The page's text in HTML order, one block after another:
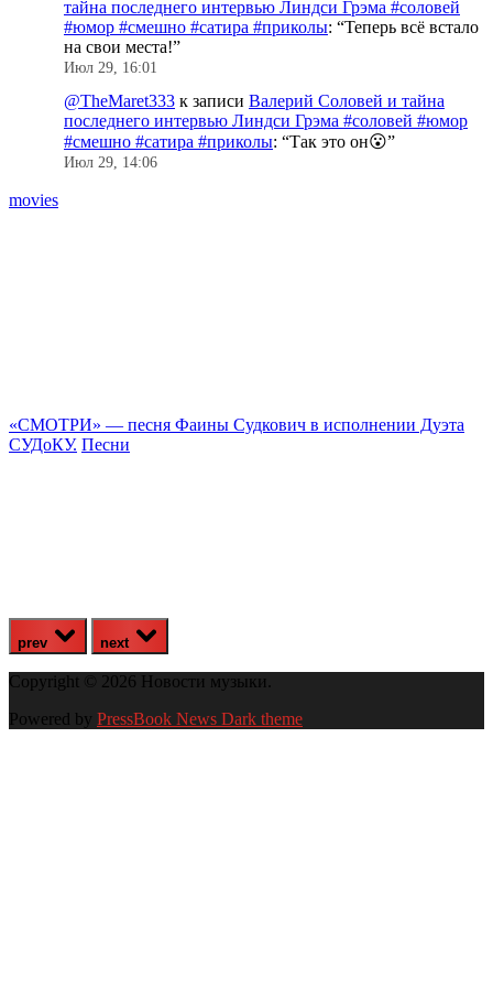
тайна последнего интервью Линдси Грэма #соловей
#юмор #смешно #сатира #приколы: “Теперь всё встало
на свои места!”
Июл 29, 16:01
@TheMaret333 к записи Валерий Соловей и тайна
последнего интервью Линдси Грэма #соловей #юмор
#смешно #сатира #приколы: “Так это он😮”
Июл 29, 14:06
movies
«CМОТРИ» — песня Фаины Судкович в исполнении Дуэта
СУДоКУ. Песни
prev next
Copyright © 2026 Новости музыки.
Powered by PressBook News Dark theme